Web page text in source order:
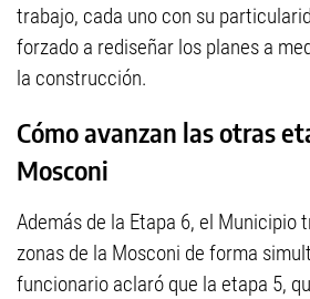
trabajo, cada uno con su
forzado a rediseñar los planes a
la construcción.
Cómo avanzan las otras
Mosconi
Además de la Etapa 6, el Municipio
zonas de la Mosconi de forma
funcionario aclaró que la etapa 5,